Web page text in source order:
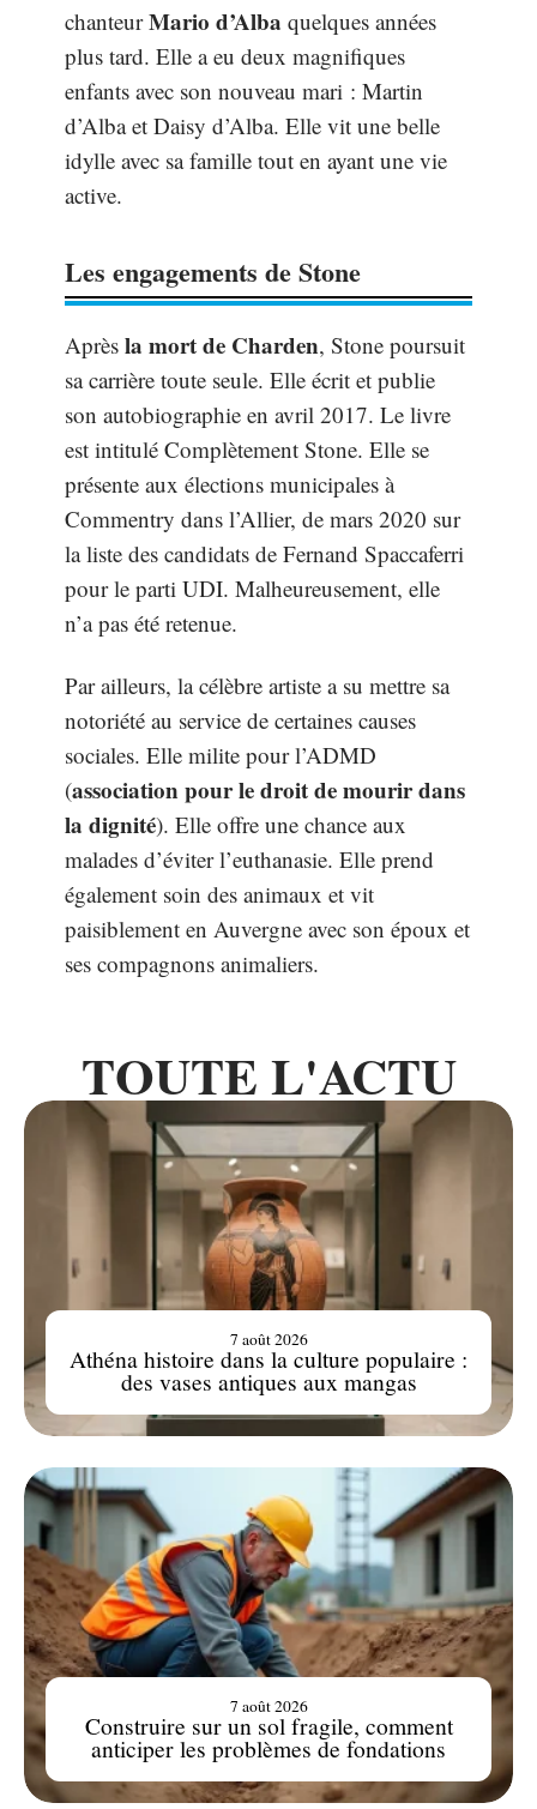
chanteurMario d’Alba quelques années
plus tard. Elle a eu deux magnifiques
enfants avec son nouveau mari : Martin
d’Alba et Daisy d’Alba. Elle vit une belle
idylle avec sa famille tout en ayant une vie
active.
Les engagements de Stone
Après la mort de Charden, Stone poursuit
sa carrière toute seule. Elle écrit et publie
son autobiographie en avril 2017. Le livre
est intitulé Complètement Stone. Elle se
présente aux élections municipales à
Commentry dans l’Allier, de mars 2020 sur
la liste des candidats de Fernand Spaccaferri
pour le parti UDI. Malheureusement, elle
n’a pas été retenue.
Par ailleurs, la célèbre artiste a su mettre sa
notoriété au service de certaines causes
sociales. Elle milite pour l’ADMD
(association pour le droit de mourir dans
la dignité). Elle offre une chance aux
malades d’éviter l’euthanasie. Elle prend
également soin des animaux et vit
paisiblement en Auvergne avec son époux et
ses compagnons animaliers.
TOUTE L'ACTU
Athéna histoire dans la culture populaire :
des vases antiques aux mangas
7 août 2026
Construire sur un sol fragile, comment
anticiper les problèmes de fondations
7 août 2026